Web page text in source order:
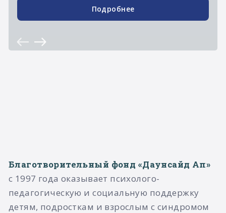
Подробнее
Благотворительный фонд «Даунсайд Ап»
с 1997 года оказывает психолого-
педагогическую и социальную поддержку
детям, подросткам и взрослым с синдромом